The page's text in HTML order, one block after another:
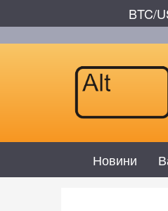
BTC/
Новини